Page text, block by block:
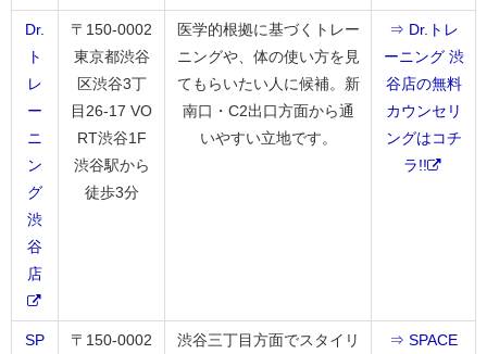
Dr.
ト
レ
ー
ニ
ン
グ
渋
谷
店
〒150-0002
東京都渋谷
区渋谷3丁
目26-17 VO
RT渋谷1F
渋谷駅から
徒歩3分
医学的根拠に基づくトレー
ニングや、体の使い方を見
てもらいたい人に候補。新
南口・C2出口方面から通
いやすい立地です。
⇒ Dr.トレ
ーニング 渋
谷店の無料
カウンセリ
ングはコチ
ラ!!
SP
〒150-0002
渋谷三丁目方面でスタイリ
⇒ SPACE